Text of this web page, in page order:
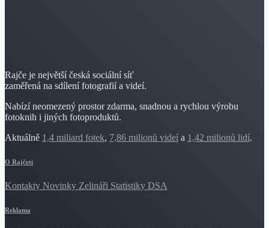
Rajče je největší česká sociální síť
zaměřená na sdílení fotografií a videí.
Nabízí neomezený prostor zdarma, snadnou a rychlou výrobu
fotoknih i jiných fotoproduktů.
Aktuálně 1,4 miliard fotek, 7,86 milionů videí a 1,42 milionů lidí.
O Rajčeti
Kontakty Novinky Zelináři Statistiky DSA
Reklama